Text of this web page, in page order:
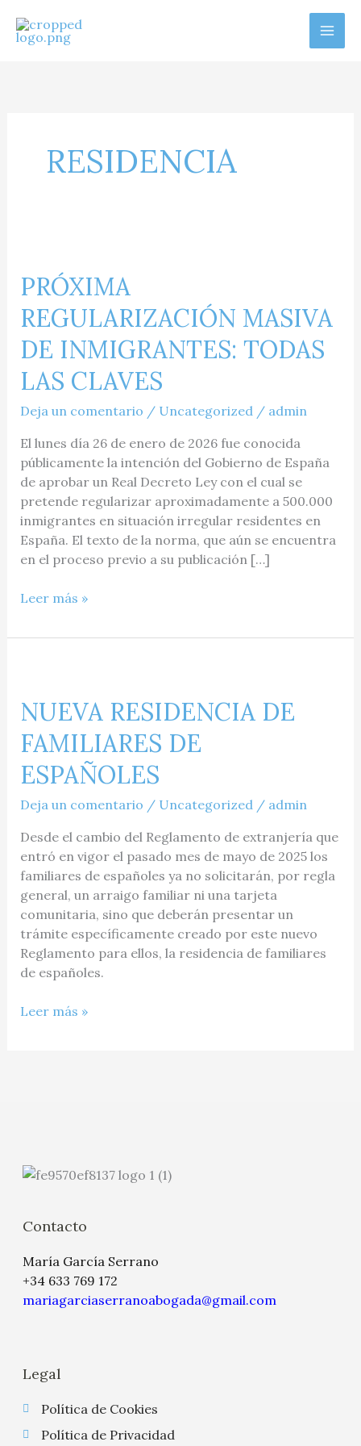
contenido
RESIDENCIA
PRÓXIMA
REGULARIZACIÓN MASIVA
DE INMIGRANTES: TODAS
LAS CLAVES
Deja un comentario / Uncategorized/ admin
El lunes día 26 de enero de 2026 fue conocida
públicamente la intención del Gobierno de España
de aprobar un Real Decreto Ley con el cual se
pretende regularizar aproximadamente a 500.000
inmigrantes en situación irregular residentes en
España. El texto de la norma, que aún se encuentra
en el proceso previo a su publicación […]
MASIVA
DE
INMIGRANTES:
TODAS
LAS
CLAVES
Leer más »
NUEVA RESIDENCIA DE
FAMILIARES DE
ESPAÑOLES
Deja un comentario / Uncategorized / admin
Desde el cambio del Reglamento de extranjería que
entró en vigor el pasado mes de mayo de 2025 los
familiares de españoles ya no solicitarán, por regla
general, un arraigo familiar ni una tarjeta
comunitaria, sino que deberán presentar un
trámite específicamente creado por este nuevo
Reglamento para ellos, la residencia de familiares
de españoles.
DE
FAMILIARES
DE
ESPAÑOLES
Leer más »
Contacto
María García Serrano
+34 633 769 172
mariagarciaserranoabogada@gmail.com
Legal
Política de Cookies
Política de Privacidad